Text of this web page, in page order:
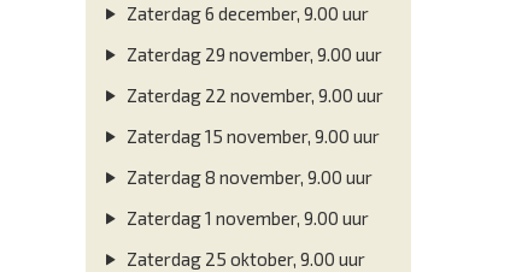
Zaterdag 6 december, 9.00 uur
Zaterdag 29 november, 9.00 uur
Zaterdag 22 november, 9.00 uur
Zaterdag 15 november, 9.00 uur
Zaterdag 8 november, 9.00 uur
Zaterdag 1 november, 9.00 uur
Zaterdag 25 oktober, 9.00 uur